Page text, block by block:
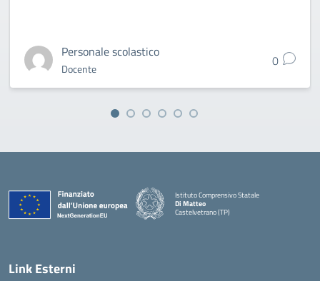
Personale scolastico
Docente 0
Istituto Comprensivo Statale
Di Matteo
Castelvetrano (TP)
Link Esterni